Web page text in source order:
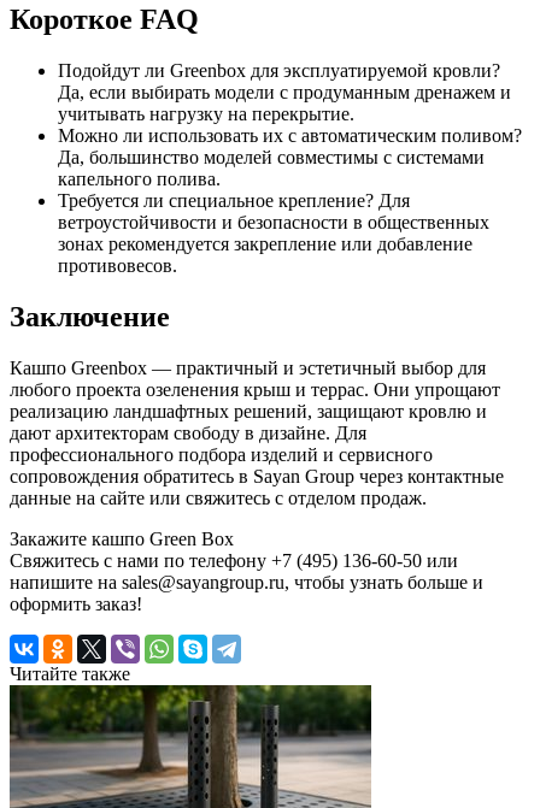
Короткое FAQ
Подойдут ли Greenbox для эксплуатируемой кровли?
Да, если выбирать модели с продуманным дренажем и
учитывать нагрузку на перекрытие.
Можно ли использовать их с автоматическим поливом?
Да, большинство моделей совместимы с системами
капельного полива.
Требуется ли специальное крепление? Для
ветроустойчивости и безопасности в общественных
зонах рекомендуется закрепление или добавление
противовесов.
Заключение
Кашпо Greenbox — практичный и эстетичный выбор для
любого проекта озеленения крыш и террас. Они упрощают
реализацию ландшафтных решений, защищают кровлю и
дают архитекторам свободу в дизайне. Для
профессионального подбора изделий и сервисного
сопровождения обратитесь в Sayan Group через контактные
данные на сайте или свяжитесь с отделом продаж.
Закажите кашпо Green Box
Свяжитесь с нами по телефону +7 (495) 136-60-50 или
напишите на sales@sayangroup.ru, чтобы узнать больше и
оформить заказ!
Читайте также